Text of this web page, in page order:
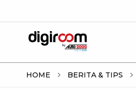
HOME BERITA & TIPS